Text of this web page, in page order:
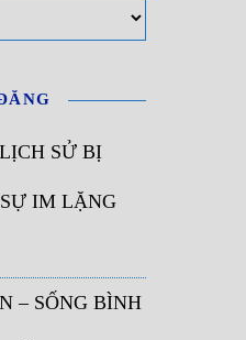
SỬ BỊ
IM LẶNG
– SỐNG BÌNH